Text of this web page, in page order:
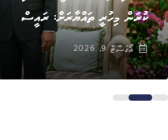
ކުރަން މިހުރީ ތައްޔާރަށް: ރައީސް
އޯގަސްޓް 9, 2026